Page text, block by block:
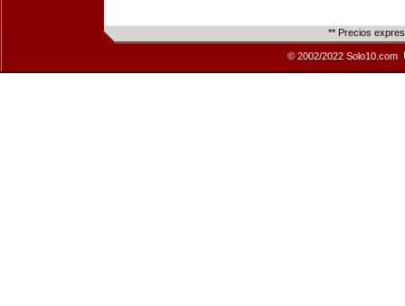
** Precios
© 2002/2022 Solo10.com